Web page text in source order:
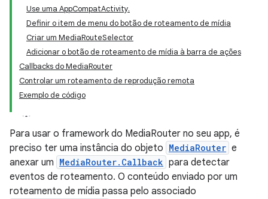
Use uma AppCompatActivity.
Definir o item de menu do botão de roteamento de mídia
Criar um MediaRouteSelector
Adicionar o botão de roteamento de mídia à barra de ações
Callbacks do MediaRouter
Controlar um roteamento de reprodução remota
Exemplo de código
Para usar o framework do MediaRouter no seu app, é
preciso ter uma instância do objeto MediaRouter e
anexar um MediaRouter.Callback para detectar
eventos de roteamento. O conteúdo enviado por um
roteamento de mídia passa pelo associado